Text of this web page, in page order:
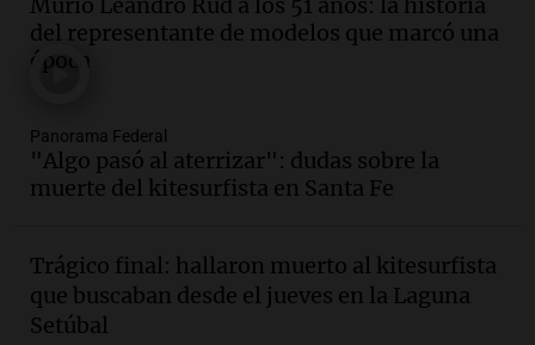
la Bulaya abrirá sus puertas mañana con
diversas actividades y sorpresas
Panorama Federal
edificios y proyecta una casa del
estudiante con 48 municipios
involucrados
Episodios
Audio.1° gol de Rosario Central a
Aldosivi (Zalazar en contra) - relato
Gato Greco
del representante de modelos que marcó una
época
Panorama Federal
"Algo pasó al aterrizar": dudas sobre la
muerte del kitesurfista en Santa Fe
Trágico final: hallaron muerto al kitesurfista
que buscaban desde el jueves en la Laguna
Setúbal